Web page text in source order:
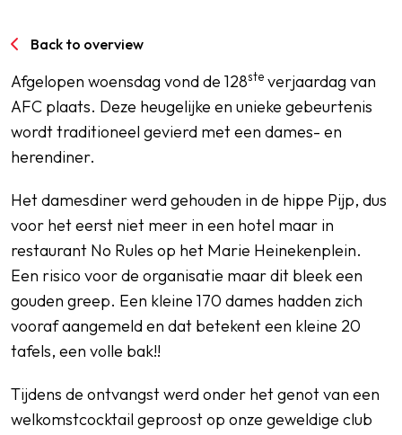
Back to overview
Afgelopen woensdag vond de 128ste verjaardag van
AFC plaats. Deze heugelijke en unieke gebeurtenis
wordt traditioneel gevierd met een dames- en
herendiner.
Het damesdiner werd gehouden in de hippe Pijp, dus
voor het eerst niet meer in een hotel maar in
restaurant No Rules op het Marie Heinekenplein.
Een risico voor de organisatie maar dit bleek een
gouden greep. Een kleine 170 dames hadden zich
vooraf aangemeld en dat betekent een kleine 20
tafels, een volle bak!!
Tijdens de ontvangst werd onder het genot van een
welkomstcocktail geproost op onze geweldige club